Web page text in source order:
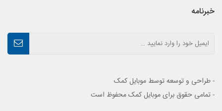
خبرنامه
- طراحی و توسعه توسط موبایل کمک
- تمامی حقوق برای موبایل کمک محفوظ است